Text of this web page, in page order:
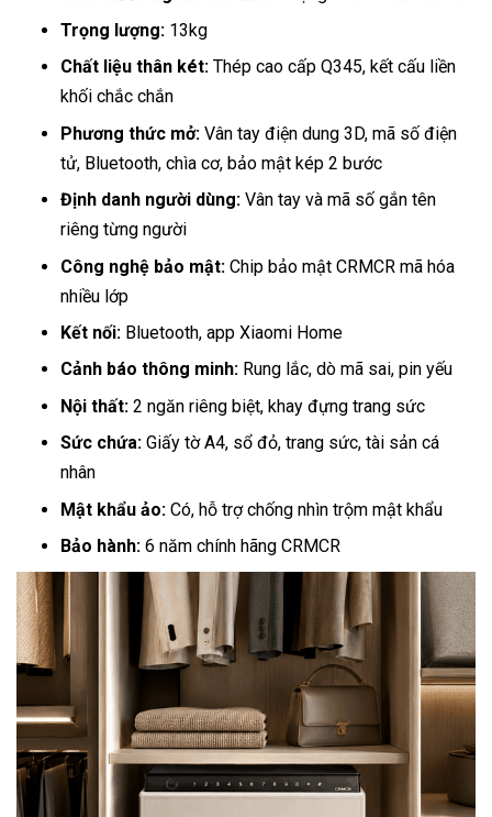
Trọng lượng: 13kg
Chất liệu thân két: Thép cao cấp Q345, kết cấu liền
khối chắc chắn
Phương thức mở: Vân tay điện dung 3D, mã số điện
tử, Bluetooth, chìa cơ, bảo mật kép 2 bước
Định danh người dùng: Vân tay và mã số gắn tên
riêng từng người
Công nghệ bảo mật: Chip bảo mật CRMCR mã hóa
nhiều lớp
Kết nối: Bluetooth, app Xiaomi Home
Cảnh báo thông minh: Rung lắc, dò mã sai, pin yếu
Nội thất: 2 ngăn riêng biệt, khay đựng trang sức
Sức chứa: Giấy tờ A4, sổ đỏ, trang sức, tài sản cá
nhân
Mật khẩu ảo: Có, hỗ trợ chống nhìn trộm mật khẩu
Bảo hành: 6 năm chính hãng CRMCR